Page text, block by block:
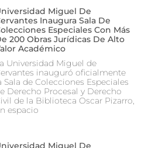
Miguel De
Inaugura Sala De
Especiales Con Más
200 Obras Jurídicas De Alto
Académico
Universidad Miguel de
inauguró oficialmente
Sala de Colecciones Especiales
Derecho Procesal y Derecho
de la Biblioteca Oscar Pizarro,
espacio
Miguel De